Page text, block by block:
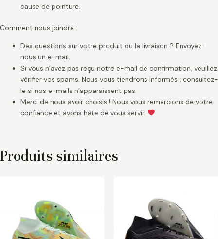
cause de pointure.
Comment nous joindre :
Des questions sur votre produit ou la livraison ? Envoyez-
nous un e-mail.
Si vous n’avez pas reçu notre e-mail de confirmation, veuillez
vérifier vos spams. Nous vous tiendrons informés ; consultez-
le si nos e-mails n’apparaissent pas.
Merci de nous avoir choisis ! Nous vous remercions de votre
confiance et avons hâte de vous servir.
Produits similaires